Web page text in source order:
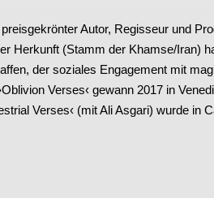
Autor, Regisseur und
Herkunft (Stamm der Khamse/Iran)
der soziales Engagement mit
Verses‹ gewann 2017 in
Verses‹ (mit Ali Asgari) wurde in